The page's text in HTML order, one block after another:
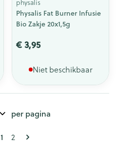
physalis
Physalis Fat Burner Infusie
Bio Zakje 20x1,5g
€ 3,95
Niet beschikbaar
Pagina's
U lees momenteel pagina
1 Pagina
2
per pagina